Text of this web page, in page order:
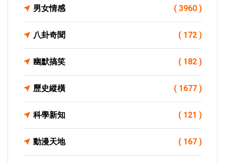
男女情感 ( 3960 )
八卦奇聞 ( 172 )
幽默搞笑 ( 182 )
歷史縱橫 ( 1677 )
科學新知 ( 121 )
動漫天地 ( 167 )